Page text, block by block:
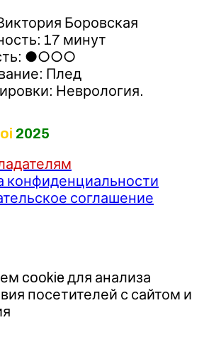
Боровская
17 минут
●○○○
Плед
Неврология.
2025
конфиденциальности
соглашение
cookie для анализа
посетителей с сайтом и